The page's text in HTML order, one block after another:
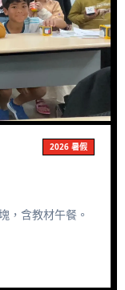
2026 暑假
，含教材午餐。